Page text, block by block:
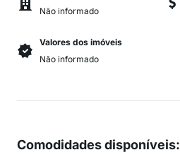
Não informado
Valores dos imóveis
Não informado
Comodidades disponíveis: